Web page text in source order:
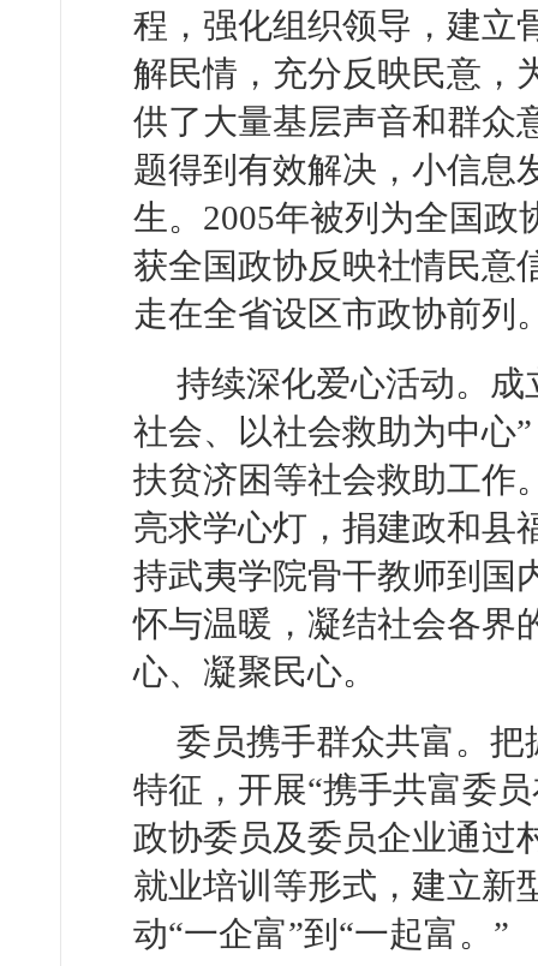
程，强化组织领导，建立
解民情，充分反映民意，
供了大量基层声音和群众
题得到有效解决，小信息
生。2005年被列为全国政
获全国政协反映社情民意
走在全省设区市政协前列
持续深化爱心活动。
社会、以社会救助为中心
扶贫济困等社会救助工作
亮求学心灯，捐建政和县
持武夷学院骨干教师到国
怀与温暖，凝结社会各界
心、凝聚民心。
委员携手群众共富。
特征，开展“携手共富委
政协委员及委员企业通过
就业培训等形式，建立新
动“一企富”到“一起富。”